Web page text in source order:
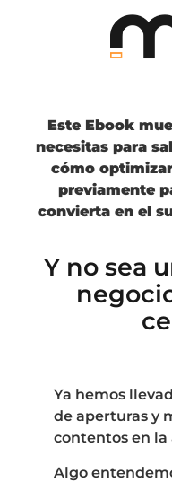
Este Ebook
necesitas para
cómo
previamente
convierta en el
Y no sea
Ya hemos
de aperturas y
contentos en la
Algo